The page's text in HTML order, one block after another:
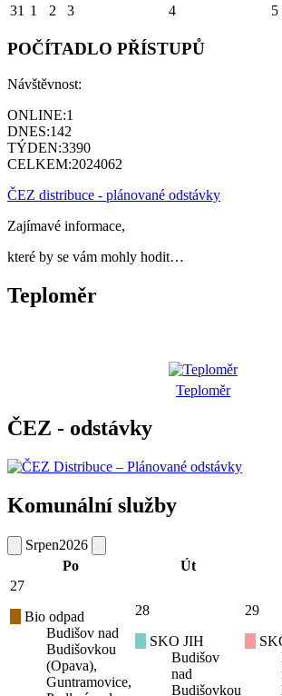
31 1 2 3 4 5
POČÍTADLO PŘÍSTUPŮ
Návštěvnost:
ONLINE:1
DNES:142
TÝDEN:3390
CELKEM:2024062
ČEZ distribuce - plánované odstávky
Zajímavé informace,
které by se vám mohly hodit…
Teploměr
Teploměr
ČEZ - odstávky
Komunální služby
Srpen2026
Po
Út
27
Bio odpad
Budišov nad
Budišovkou
(Opava),
Guntramovice,
28
SKO JIH
Budišov
nad
Budišovkou
29